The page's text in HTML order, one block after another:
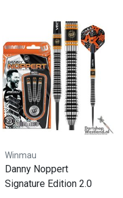
Winmau
Danny Noppert
Signature Edition 2.0